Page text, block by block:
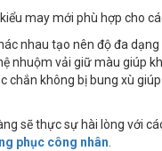
may mới phù hợp cho
nhau tạo nên độ đa
nhuộm vải giữ màu giúp
chắn không bị bung xù
sẽ thực sự hài lòng với
phục công nhân